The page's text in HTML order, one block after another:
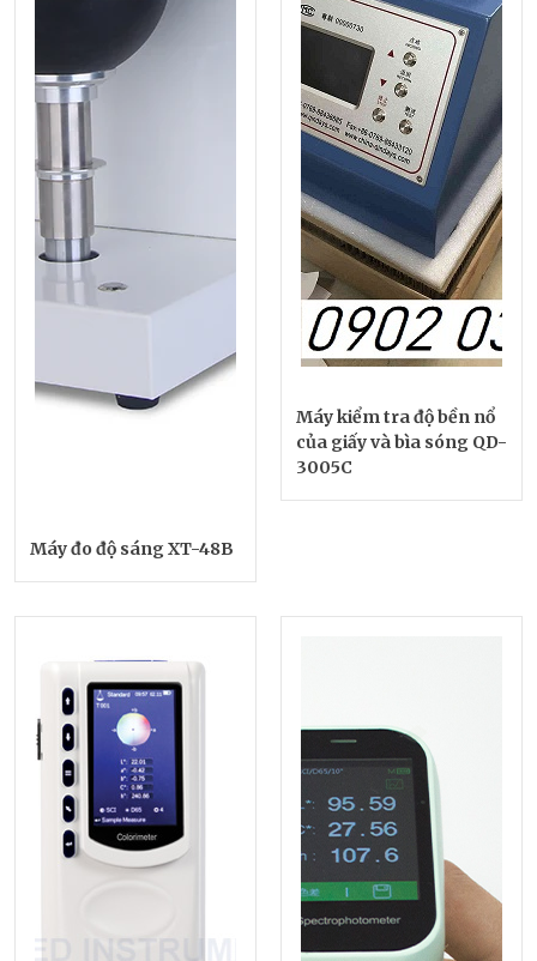
Máy đo độ sáng XT-48B
Máy kiểm tra độ bền nổ
của giấy và bìa sóng QD-
3005C